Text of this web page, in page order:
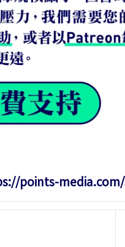
points-